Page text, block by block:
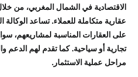
الاقتصادية في الشمال المغربي، من
عقارية متكاملة للعملاء. تساعد الوكالة
على العقارات المناسبة لمشاريعهم،
تجارية أو سياحية. كما تقدم لهم الدعم
مراحل عملية الاستثمار.